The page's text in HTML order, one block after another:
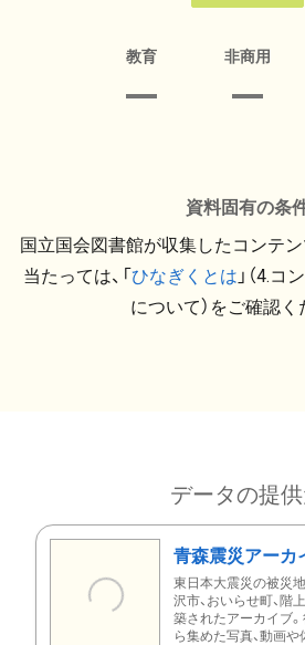
教育 非商用
資料固有の条
国立国会図書館が収集したコンテ
当たっては、「ひなぎくとは 」（4.
について）をご確認く
データの提
青森震災アーカ
東日本大震災の被災
沢市、おいらせ町、階
築されたアーカイブ
ら集めた写真、動画